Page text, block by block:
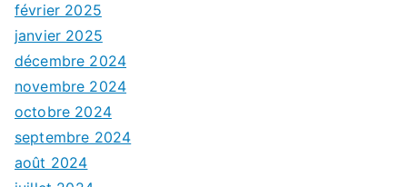
février 2025
janvier 2025
décembre 2024
novembre 2024
octobre 2024
septembre 2024
août 2024